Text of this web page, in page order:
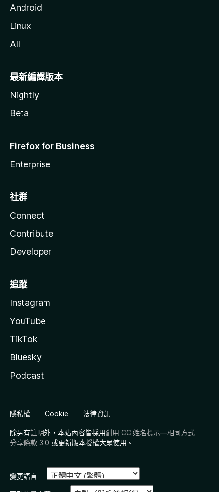
Android
Linux
All
最新編譯版本
Nightly
Beta
Firefox for Business
Enterprise
社群
Connect
Contribute
Developer
追蹤
Instagram
YouTube
TikTok
Bluesky
Podcast
隱私權 Cookie 法律資訊
除另有註明外，本站內容皆採用創用 CC 姓名標示—相同方式
分享條款 3.0 或更新版本授權大眾使用。
變更語言